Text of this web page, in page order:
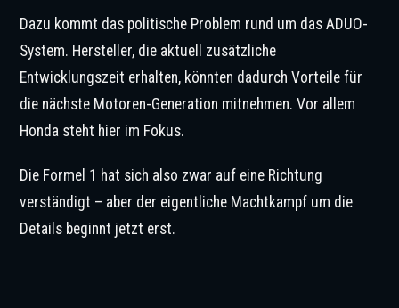
Dazu kommt das politische Problem rund um das ADUO-
System. Hersteller, die aktuell zusätzliche
Entwicklungszeit erhalten, könnten dadurch Vorteile für
die nächste Motoren-Generation mitnehmen. Vor allem
Honda steht hier im Fokus.
Die Formel 1 hat sich also zwar auf eine Richtung
verständigt – aber der eigentliche Machtkampf um die
Details beginnt jetzt erst.